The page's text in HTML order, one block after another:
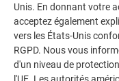
VOIR DAVANTAGE
Unis. En donnant votre
acceptez également
vers les États-Unis
RGPD. Nous vous
d'un niveau de